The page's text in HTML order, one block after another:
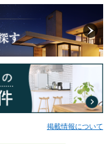
掲載情報について